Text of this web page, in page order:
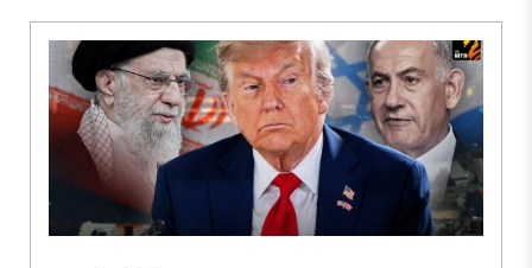
व्यवस्थेचे आकलन करण्याचा केलेला हा प्रयत्न.....